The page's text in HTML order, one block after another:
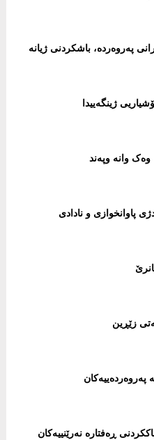
پەروەردە، باشکردنی ژیانە
ژینگەییدا
وەک وانە وپەند
پاوانخوازی و نادادی
زێڕین
پەروەردەییەکان
ڕەفتارە نەرێنییەکان